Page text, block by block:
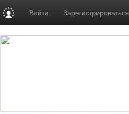
Войти Зарегистрироваться